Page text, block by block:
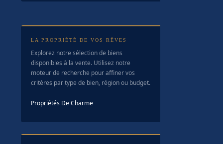
LA PROPRIÉTÉ DE VOS RÊVES
Explorez notre sélection de biens
disponibles à la vente. Utilisez notre
moteur de recherche pour affiner vos
critères par type de bien, région ou budget.
Propriétés De Charme